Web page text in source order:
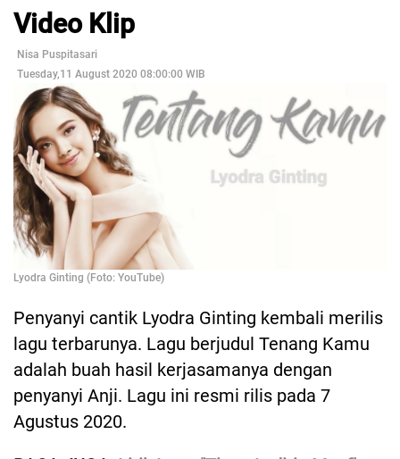
Video Klip
Nisa Puspitasari
Tuesday,11 August 2020 08:00:00 WIB
Lyodra Ginting (Foto: YouTube)
Penyanyi cantik Lyodra Ginting kembali merilis
lagu terbarunya. Lagu berjudul Tenang Kamu
adalah buah hasil kerjasamanya dengan
penyanyi Anji. Lagu ini resmi rilis pada 7
Agustus 2020.